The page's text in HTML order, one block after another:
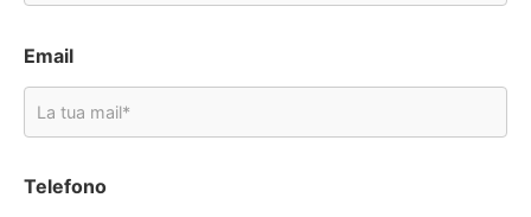
Email
Telefono